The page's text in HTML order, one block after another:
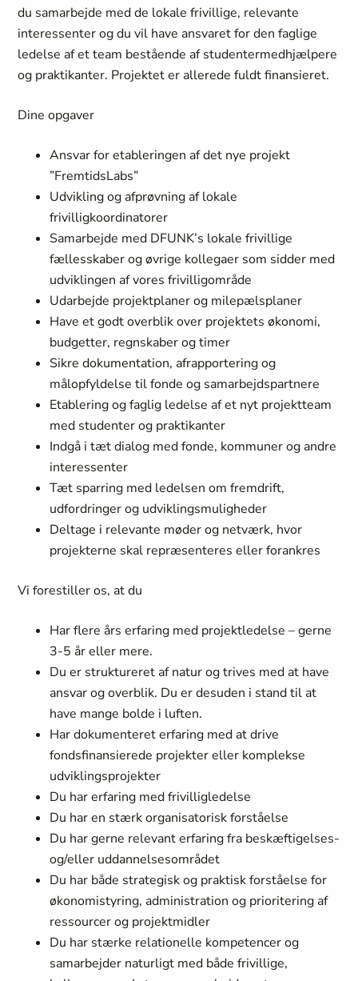
du samarbejde med de lokale frivillige, relevante
interessenter og du vil have ansvaret for den faglige
ledelse af et team bestående af studentermedhjælpere
og praktikanter. Projektet er allerede fuldt finansieret.
Dine opgaver
Ansvar for etableringen af det nye projekt
”FremtidsLabs”
Udvikling og afprøvning af lokale
frivilligkoordinatorer
Samarbejde med DFUNK’s lokale frivillige
fællesskaber og øvrige kollegaer som sidder med
udviklingen af vores frivilligområde
Udarbejde projektplaner og milepælsplaner
Have et godt overblik over projektets økonomi,
budgetter, regnskaber og timer
Sikre dokumentation, afrapportering og
målopfyldelse til fonde og samarbejdspartnere
Etablering og faglig ledelse af et nyt projektteam
med studenter og praktikanter
Indgå i tæt dialog med fonde, kommuner og andre
interessenter
Tæt sparring med ledelsen om fremdrift,
udfordringer og udviklingsmuligheder
Deltage i relevante møder og netværk, hvor
projekterne skal repræsenteres eller forankres
Vi forestiller os, at du
Har flere års erfaring med projektledelse – gerne
3-5 år eller mere.
Du er struktureret af natur og trives med at have
ansvar og overblik. Du er desuden i stand til at
have mange bolde i luften.
Har dokumenteret erfaring med at drive
fondsfinansierede projekter eller komplekse
udviklingsprojekter
Du har erfaring med frivilligledelse
Du har en stærk organisatorisk forståelse
Du har gerne relevant erfaring fra beskæftigelses-
og/eller uddannelsesområdet
Du har både strategisk og praktisk forståelse for
økonomistyring, administration og prioritering af
ressourcer og projektmidler
Du har stærke relationelle kompetencer og
samarbejder naturligt med både frivillige,